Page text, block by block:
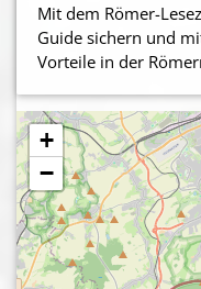
Mit dem Römer-
Guide sichern und
Vorteile in der
+
−